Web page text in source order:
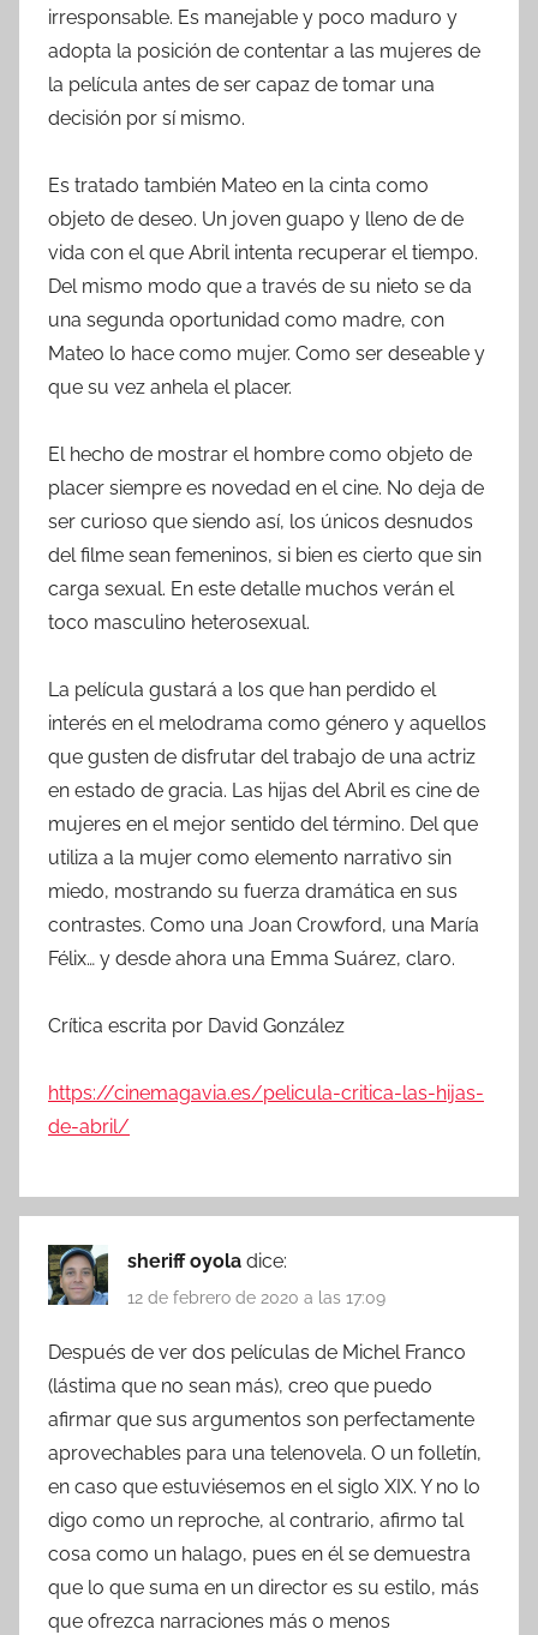
irresponsable. Es manejable y poco maduro y
adopta la posición de contentar a las mujeres de
la película antes de ser capaz de tomar una
decisión por sí mismo.
Es tratado también Mateo en la cinta como
objeto de deseo. Un joven guapo y lleno de de
vida con el que Abril intenta recuperar el tiempo.
Del mismo modo que a través de su nieto se da
una segunda oportunidad como madre, con
Mateo lo hace como mujer. Como ser deseable y
que su vez anhela el placer.
El hecho de mostrar el hombre como objeto de
placer siempre es novedad en el cine. No deja de
ser curioso que siendo así, los únicos desnudos
del filme sean femeninos, si bien es cierto que sin
carga sexual. En este detalle muchos verán el
toco masculino heterosexual.
La película gustará a los que han perdido el
interés en el melodrama como género y aquellos
que gusten de disfrutar del trabajo de una actriz
en estado de gracia. Las hijas del Abril es cine de
mujeres en el mejor sentido del término. Del que
utiliza a la mujer como elemento narrativo sin
miedo, mostrando su fuerza dramática en sus
contrastes. Como una Joan Crowford, una María
Félix… y desde ahora una Emma Suárez, claro.
Crítica escrita por David González
https://cinemagavia.es/pelicula-critica-las-hijas-
de-abril/
sheriff oyola dice:
12 de febrero de 2020 a las 17:09
Después de ver dos películas de Michel Franco
(lástima que no sean más), creo que puedo
afirmar que sus argumentos son perfectamente
aprovechables para una telenovela. O un folletín,
en caso que estuviésemos en el siglo XIX. Y no lo
digo como un reproche, al contrario, afirmo tal
cosa como un halago, pues en él se demuestra
que lo que suma en un director es su estilo, más
que ofrezca narraciones más o menos